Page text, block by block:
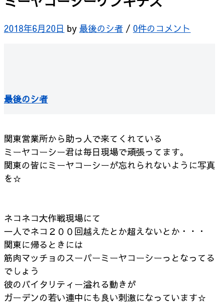
2018年6月20日 by 最後のシ者 / 0件のコメント
最後のシ者
関東営業所から助っ人で来てくれている
ミーヤコーシー君は毎日現場で頑張ってます。
関東の皆にミーヤコーシーが忘れられないように写真
を☆
ネコネコ大作戦現場にて
一人でネコ２００回越えたとか超えないとか・・・
関東に帰るときには
筋肉マッチョのスーパーミーヤコーシーっとなってる
でしょう
彼のバイタリティー溢れる動きが
ガーデンの若い連中にも良い刺激になっています☆